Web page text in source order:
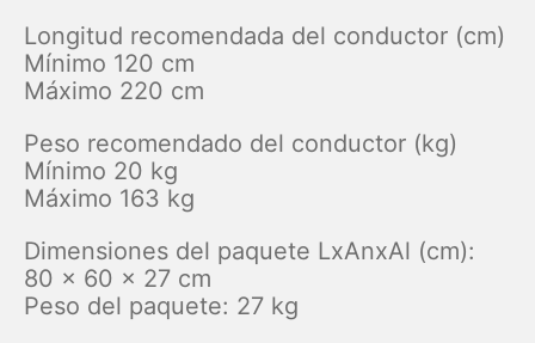
Longitud recomendada del conductor (cm)
Mínimo 120 cm
Máximo 220 cm
Peso recomendado del conductor (kg)
Mínimo 20 kg
Máximo 163 kg
Dimensiones del paquete LxAnxAl (cm):
80 x 60 x 27 cm
Peso del paquete: 27 kg